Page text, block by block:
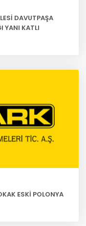
DAVUTPAŞA
YANI KATLI
ESKİ POLONYA